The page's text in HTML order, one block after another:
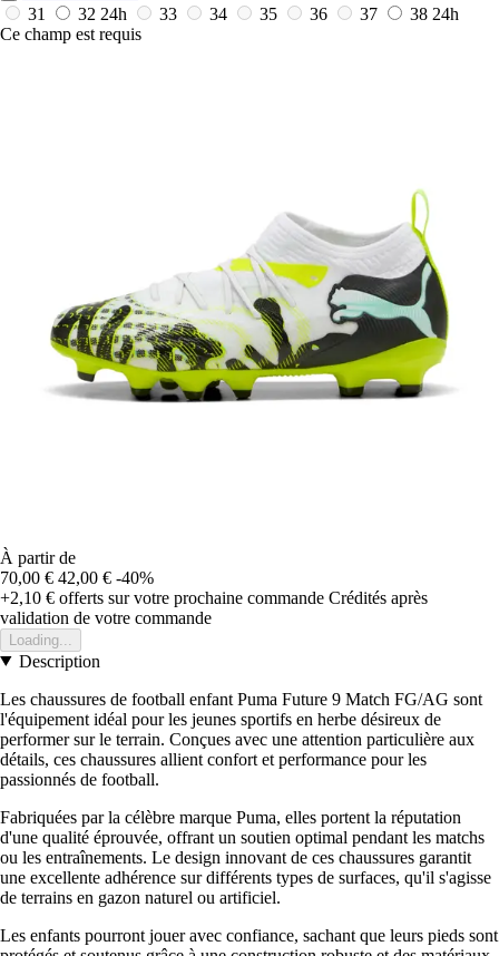
31
32 24h 33 34 35 36 37 38 24h
Ce champ est requis
À partir de
70,00 € 42,00 € -40%
+2,10 € offerts sur votre prochaine commande Crédités après
validation de votre commande
Loading...
Description
Les chaussures de football enfant Puma Future 9 Match FG/AG sont
l'équipement idéal pour les jeunes sportifs en herbe désireux de
performer sur le terrain. Conçues avec une attention particulière aux
détails, ces chaussures allient confort et performance pour les
passionnés de football.
Fabriquées par la célèbre marque Puma, elles portent la réputation
d'une qualité éprouvée, offrant un soutien optimal pendant les matchs
ou les entraînements. Le design innovant de ces chaussures garantit
une excellente adhérence sur différents types de surfaces, qu'il s'agisse
de terrains en gazon naturel ou artificiel.
Les enfants pourront jouer avec confiance, sachant que leurs pieds sont